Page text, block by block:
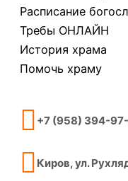
Расписание
Требы ОНЛАЙН
История храма
Помочь храму
+7 (958) 394-
Киров, ул.